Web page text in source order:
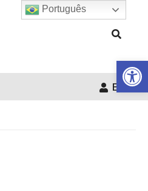
Barra de
Entrar
Português